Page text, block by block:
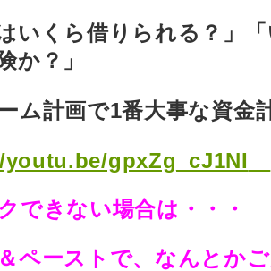
いくら借りられる？」
か？」
ム計画で1番大事な資金
gpxZg_cJ1NI
できない場合は・・・
ペーストで、なんとか